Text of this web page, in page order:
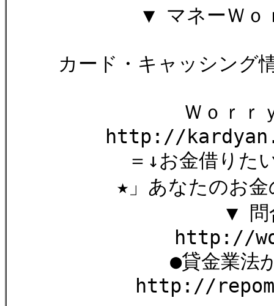
▼ マネーＷｏｒｒ
カード・キャッシング
Ｗｏｒｒｙｏｕ
http://
＝↓お金借りたいけ
★」あなたのお金の悩
▼ 問合せ
http://
●貸金業法が変わ
http://